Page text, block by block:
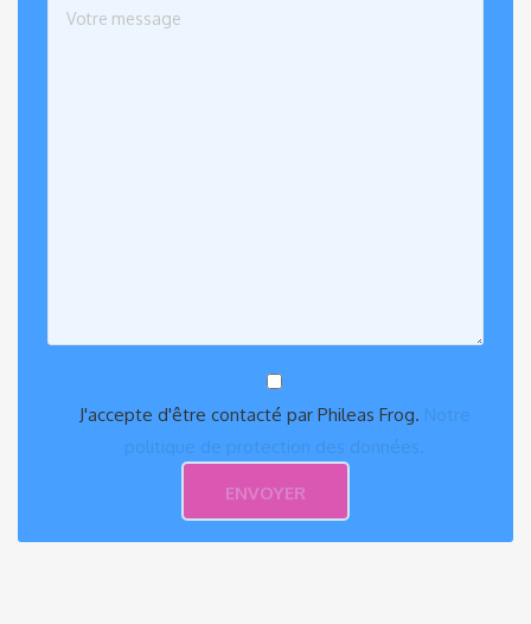
J'accepte d'être contacté par Phileas Frog. Notre
politique de protection des données.